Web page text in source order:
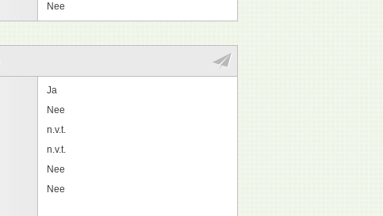
Nee
Ja
Nee
n.v.t.
n.v.t.
Nee
Nee